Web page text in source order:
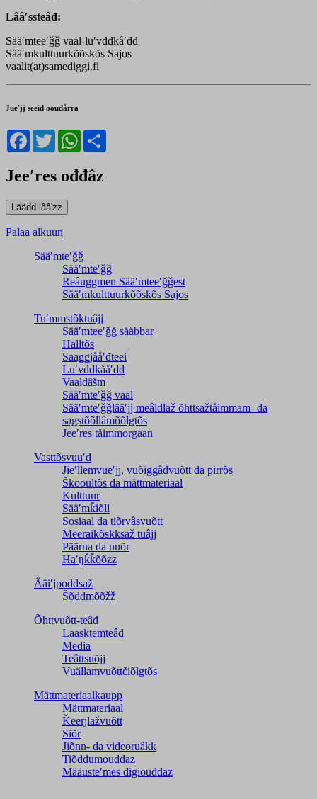
Lââʹssteâđ:
Sääʹmteeʹǧǧ vaal-luʹvddkåʹdd
Sääʹmkulttuurkõõskõs Sajos
vaalit(at)samediggi.fi
Jueʹjj seeid ooudårra
Facebook
TwitterWhatsApp
Jeeʹres ođđâz
Palaa alkuun
Sääʹmteʹǧǧ
Sääʹmteʹǧǧ
Reâuggmen Sääʹmteeʹǧǧest
Sääʹmkulttuurkõõskõs Sajos
Tuʹmmstõktuâjj
Sääʹmteeʹǧǧ sååbbar
Halltõs
Saaǥǥjååʹđteei
Luʹvddkååʹdd
Vaaldâšm
Sääʹmteʹǧǧ vaal
Sääʹmteʹǧǧlääʹjj meâldlaž õhttsažtåimmam- da
saǥstõõllâmõõlǥtõs
Jeeʹres tåimmorgaan
Vasttõsvuuʹd
Jieʹllemvueʹjj, vuõiggâdvuõtt da pirrõs
Škooultõs da mättmateriaal
Kulttuur
Sääʹmǩiõll
Sosiaal da tiõrvâsvuõtt
Meeraikõskksaž tuâjj
Päärna da nuõr
Haʹŋǩǩõõzz
Ääiʹjpoddsaž
Šõddmõõžž
Õhttvuõtt-teâđ
Laasktemteâđ
Media
Teâttsuõjj
Vuällamvuõttčiõlǥtõs
Mättmateriaalkaupp
Mättmateriaal
Ǩeerjlažvuõtt
Siõr
Jiõnn- da videoruâkk
Tiõddumouddaz
Määusteʹmes digiouddaz